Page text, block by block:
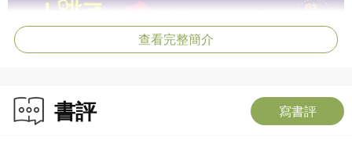
查看完整簡介
書評 寫書評